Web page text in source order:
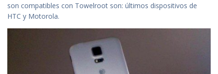
son compatibles con Towelroot son: últimos dispositivos de
HTC y Motorola.